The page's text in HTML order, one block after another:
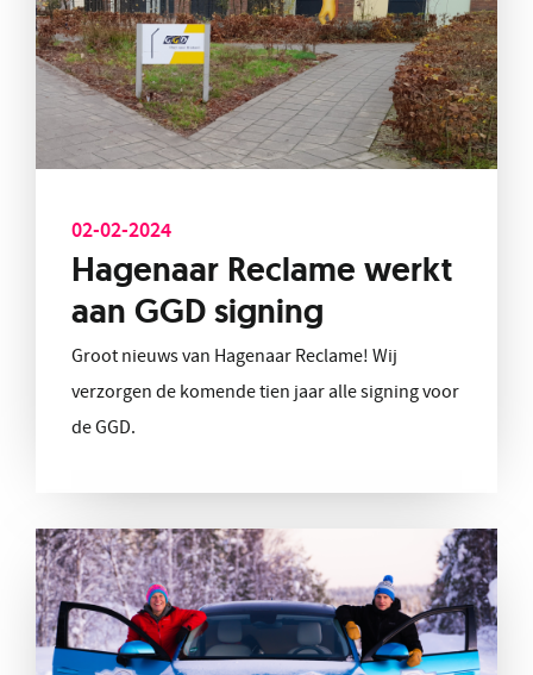
02-02-2024
Hagenaar Reclame werkt
aan GGD signing
Groot nieuws van Hagenaar Reclame! Wij
verzorgen de komende tien jaar alle signing voor
de GGD.